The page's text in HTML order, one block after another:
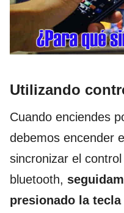
Utilizando
Cuando enciendes
debemos encender
sincronizar el
bluetooth,
presionado la tecla